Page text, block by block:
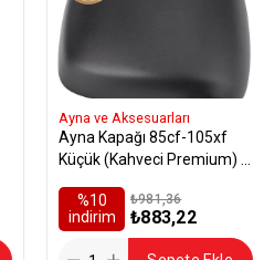
Ayna ve Aksesuarları
Ayna Kapağı 85cf-105xf
Küçük (Kahveci Premium) -
%10
i̇ndirim
₺883,22
₺981,36